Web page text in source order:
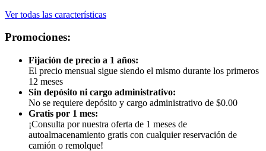
Ver todas las características
Promociones:
Fijación de precio a 1 años:
El precio mensual sigue siendo el mismo durante los primeros
12 meses
Sin depósito ni cargo administrativo:
No se requiere depósito y cargo administrativo de $0.00
Gratis por 1 mes:
¡Consulta por nuestra oferta de 1 meses de
autoalmacenamiento gratis con cualquier reservación de
camión o remolque!